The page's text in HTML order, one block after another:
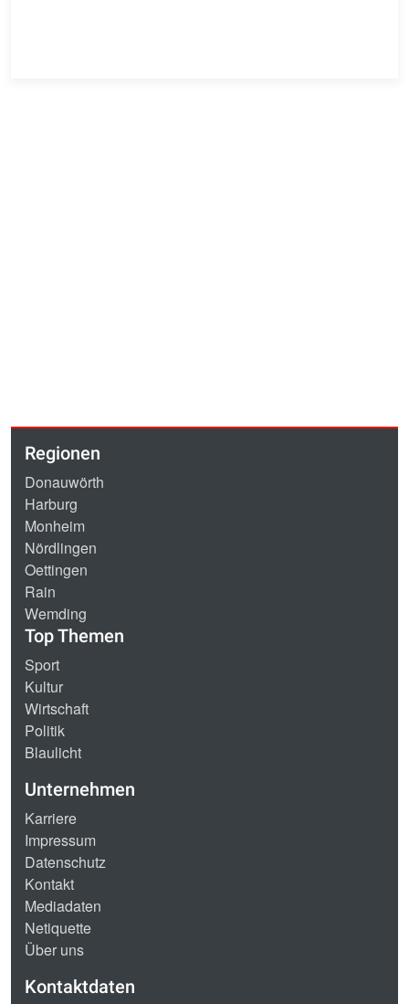
Regionen
Donauwörth
Harburg
Monheim
Nördlingen
Oettingen
Rain
Wemding
Top Themen
Sport
Kultur
Wirtschaft
Politik
Blaulicht
Unternehmen
Karriere
Impressum
Datenschutz
Kontakt
Mediadaten
Netiquette
Über uns
Kontaktdaten